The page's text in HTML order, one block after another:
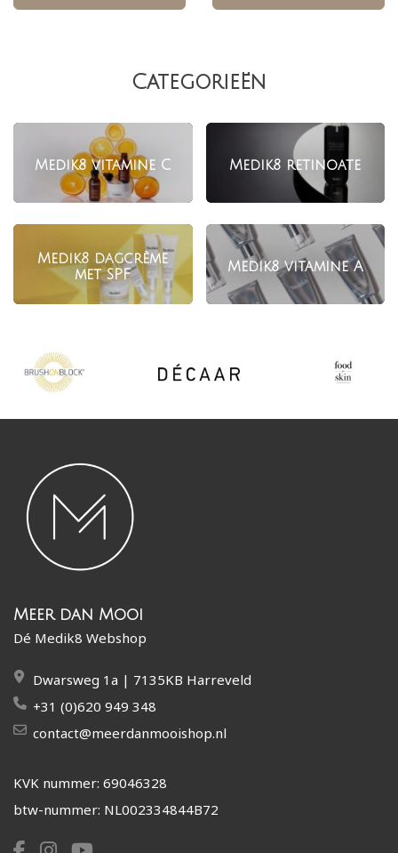
Categorieën
Medik8 vitamine C Medik8 retinoate
Medik8 dagcrème
met SPF
Medik8 vitamine A
Meer dan Mooi
Dé Medik8 Webshop
Dwarsweg 1a | 7135KB Harreveld
+31 (0)620 949 348
contact@meerdanmooishop.nl
KVK nummer: 69046328
btw-nummer: NL002334844B72